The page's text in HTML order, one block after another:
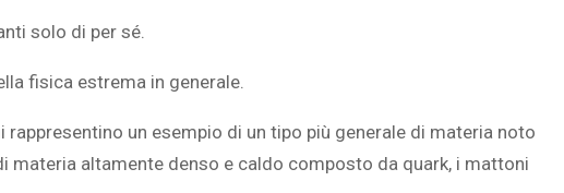
solo di per sé.
fisica estrema in generale.
un esempio di un tipo più generale di materia noto
materia altamente denso e caldo composto da quark, i mattoni